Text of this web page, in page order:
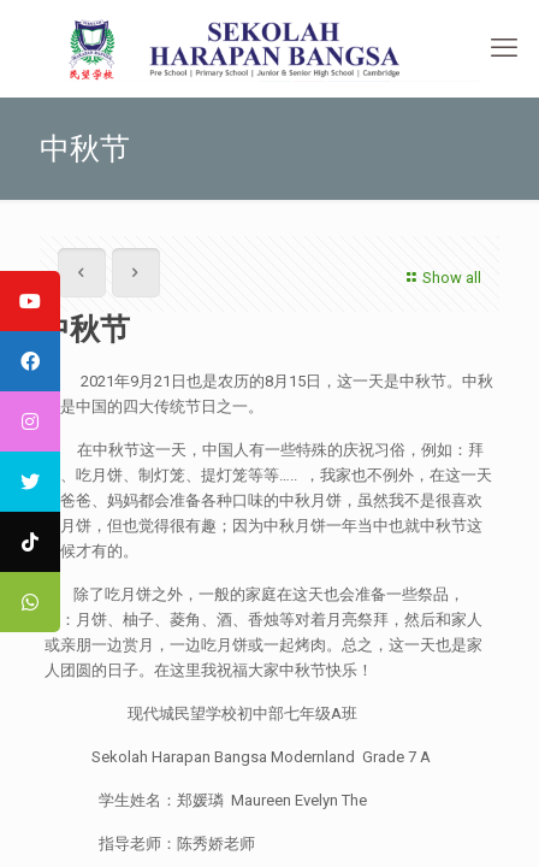
中秋节
Show all
中秋节
2021年9月21日也是农历的8月15日，这一天是中秋节。中秋
节是中国的四大传统节日之一。
在中秋节这一天，中国人有一些特殊的庆祝习俗，例如：拜
月、吃月饼、制灯笼、提灯笼等等….. ，我家也不例外，在这一天
我爸爸、妈妈都会准备各种口味的中秋月饼，虽然我不是很喜欢
吃月饼，但也觉得很有趣；因为中秋月饼一年当中也就中秋节这
时候才有的。
除了吃月饼之外，一般的家庭在这天也会准备一些祭品，
如：月饼、柚子、菱角、酒、香烛等对着月亮祭拜，然后和家人
或亲朋一边赏月，一边吃月饼或一起烤肉。总之，这一天也是家
人团圆的日子。在这里我祝福大家中秋节快乐！
现代城民望学校初中部七年级A班
Sekolah Harapan Bangsa Modernland Grade 7 A
学生姓名：郑媛璘 Maureen Evelyn The
指导老师：陈秀娇老师